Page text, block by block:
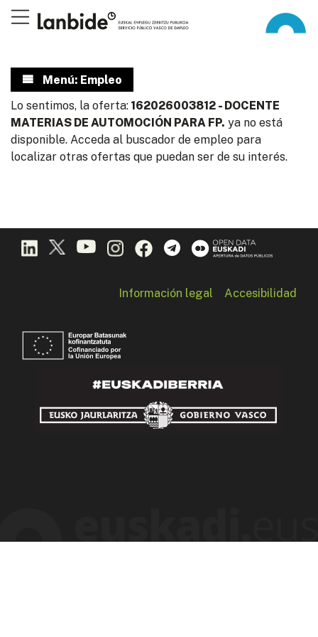
Menú: Empleo
Lo sentimos, la oferta: 162026003812 - DOCENTE
MATERIAS DE AUTOMOCIÓN PARA FP. ya no está
disponible. Acceda al buscador de empleo para
localizar otras ofertas que puedan ser de su interés.
Información legal Accesibilidad